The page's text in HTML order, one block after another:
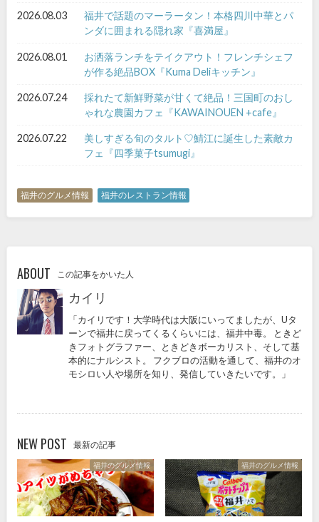
2026.08.03
福井で話題のマーラータン！本格四川中華とパ
ンダに囲まれる隠れ家『喜満屋』
2026.08.01
お洒落ランチをテイクアウト！フレンチシェフ
が作る絶品BOX『Kuma Deliキッチン』
2026.07.24
採れたて新鮮野菜が甘くて絶品！三国町のおし
ゃれな農園カフェ『KAWAINOUEN +cafe』
2026.07.22
美しすぎる旬のタルト♡鯖江に誕生した素敵カ
フェ『四季菓子tsumugi』
福井のグルメ情報 福井のレストラン情報
ABOUT この記事をかいた人
カイリ
「カイリです！大学時代は大阪にいってましたが、Uタ
ーンで福井に戻ってくるくらいには、福井中毒。 ときど
きフォトグラファー、ときどきボーカリスト、そして基
本的にナルシスト。 フクブロの活動を通して、福井のオ
モシロい人や場所を知り、発信していきたいです。」
NEW POST 最新の記事
福井のグルメ情報 福井のグルメ情報